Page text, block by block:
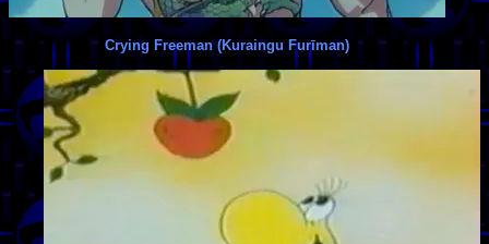
Crying Freeman (Kuraingu Furīman)